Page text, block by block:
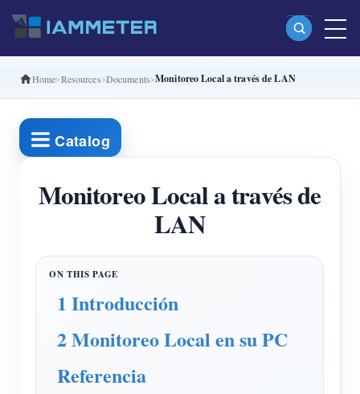
Productos
Medidor Wi-Fi monofásico (WEM3080)
Medidor Wi-Fi bifásico (WEM2067)
Medidor Wi-Fi trifásico (WEM3046T)
Controlador de potencia WiFi
IAMMETER Cloud Pro
Servicio self-hosting
Cargador EV
Home Resources Documents Monitoreo Local a través de LAN
Catalog
Monitoreo Local a través de
LAN
1 Introducción
2 Monitoreo Local en su PC
Referencia